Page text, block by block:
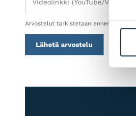
Arvostelut tarkistetaan ennen julkaisua.
Lähetä arvostelu